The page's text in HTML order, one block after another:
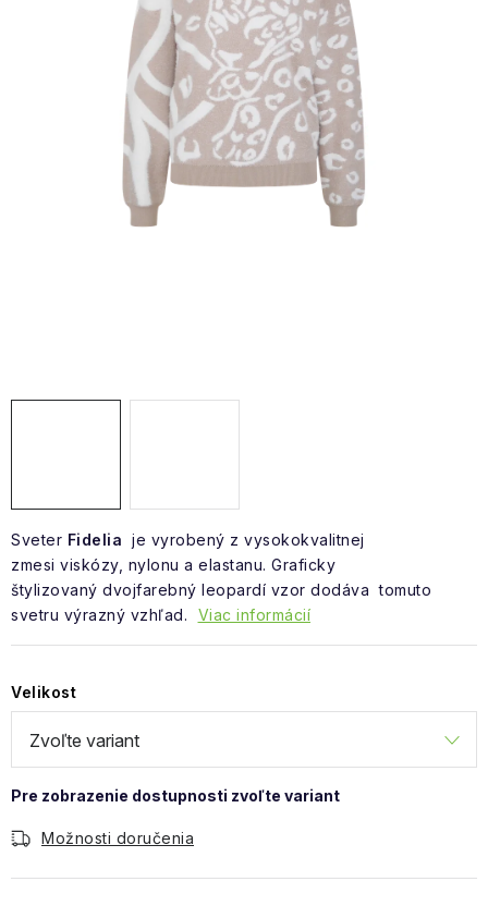
Vrátenie a výmena
Blog
Moja objednávka
Sveter Fidelia je vyrobený z vysokokvalitnej
zmesi viskózy, nylonu a elastanu. Graficky
štylizovaný dvojfarebný leopardí vzor dodáva tomuto
svetru výrazný vzhľad.
Viac informácií
Velikost
Možnosti doručenia